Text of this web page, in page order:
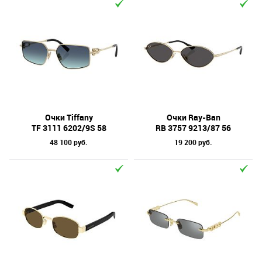
Очки Tiffany
TF 3111 6202/9S 58
48 100 руб.
Очки Ray-Ban
RB 3757 9213/87 56
19 200 руб.